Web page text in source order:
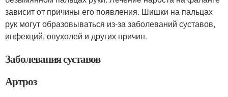
зависит от причины его появления. Шишки на пальцах
рук могут образовываться из-за заболеваний суставов,
инфекций, опухолей и других причин.
Заболевания суставов
Артроз